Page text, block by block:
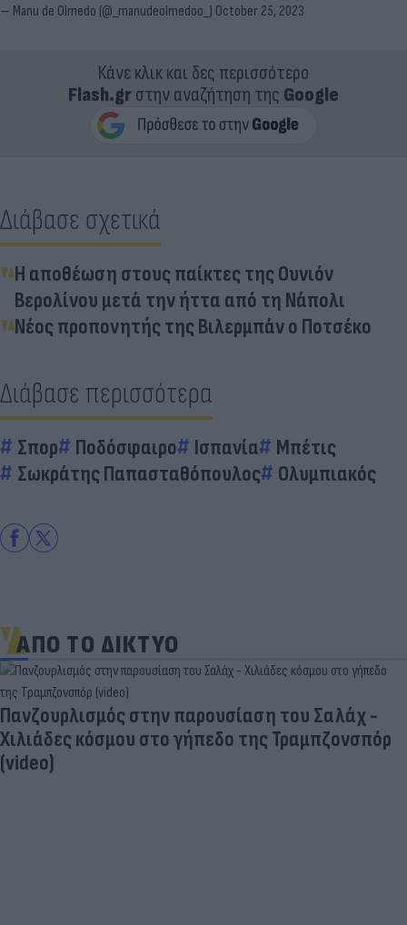
— Manu de Olmedo (@_manudeolmedoo_) October 25, 2023
Κάνε κλικ και δες περισσότερο
Flash.grστην αναζήτηση της Google
Διάβασε σχετικά
Η αποθέωση στους παίκτες της Ουνιόν
Βερολίνου μετά την ήττα από τη Νάπολι
Νέος προπονητής της Βιλερμπάν ο Ποτσέκο
Διάβασε περισσότερα
Σπορ Ποδόσφαιρο Ισπανία
Μπέτις
Σωκράτης Παπασταθόπουλος
Ολυμπιακός
ΑΠΟ ΤΟ ΔΙΚΤΥΟ